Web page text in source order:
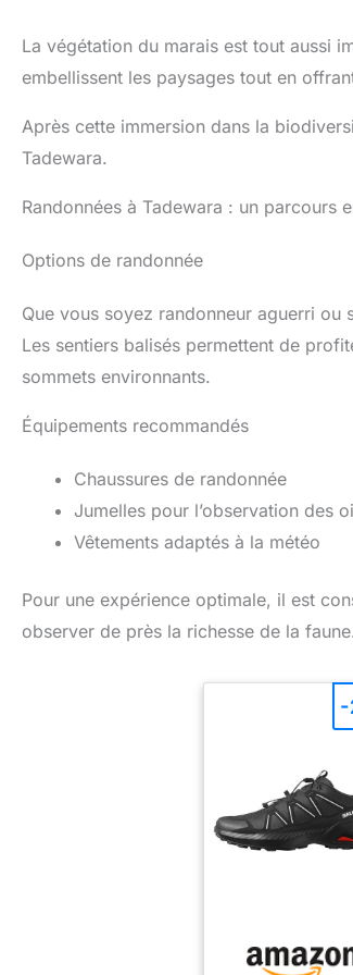
La végétation du marais est tout aussi
embellissent les paysages tout en
Après cette immersion dans la
Tadewara.
Randonnées à Tadewara : un parcours
Options de randonnée
Que vous soyez randonneur aguerri
Les sentiers balisés permettent de
sommets environnants.
Équipements recommandés
Chaussures de randonnée
Jumelles pour l’observation des
Vêtements adaptés à la météo
Pour une expérience optimale, il est
observer de près la richesse de la
-